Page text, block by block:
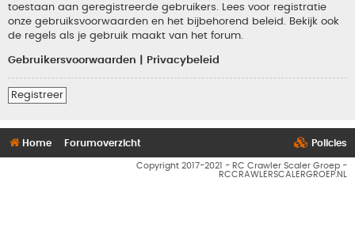
toestaan aan geregistreerde gebruikers. Lees voor registratie
onze gebruiksvoorwaarden en het bijbehorend beleid. Bekijk ook
de regels als je gebruik maakt van het forum.
Gebruikersvoorwaarden Privacybeleid
Registreer
Home Forumoverzicht Policies
Copyright 2017-2021 - RC Crawler Scaler Groep -
RCCRAWLERSCALERGROEP.NL